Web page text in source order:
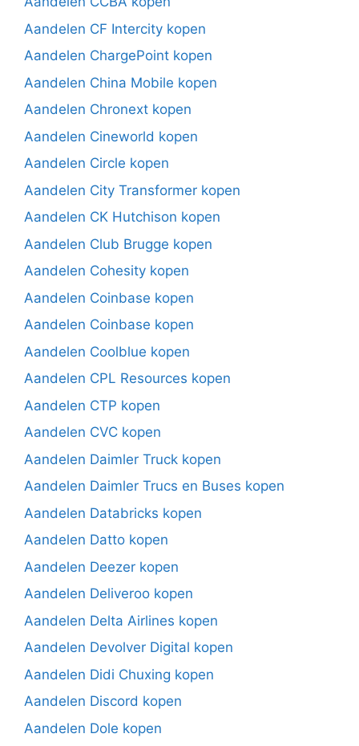
Aandelen CF Intercity kopen
Aandelen ChargePoint kopen
Aandelen China Mobile kopen
Aandelen Chronext kopen
Aandelen Cineworld kopen
Aandelen Circle kopen
Aandelen City Transformer kopen
Aandelen CK Hutchison kopen
Aandelen Club Brugge kopen
Aandelen Cohesity kopen
Aandelen Coinbase kopen
Aandelen Coinbase kopen
Aandelen Coolblue kopen
Aandelen CPL Resources kopen
Aandelen CTP kopen
Aandelen CVC kopen
Aandelen Daimler Truck kopen
Aandelen Daimler Trucs en Buses kopen
Aandelen Databricks kopen
Aandelen Datto kopen
Aandelen Deezer kopen
Aandelen Deliveroo kopen
Aandelen Delta Airlines kopen
Aandelen Devolver Digital kopen
Aandelen Didi Chuxing kopen
Aandelen Discord kopen
Aandelen Dole kopen